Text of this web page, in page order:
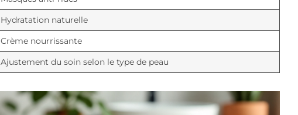
Hydratation naturelle
Crème nourrissante
Ajustement du soin selon le type de peau